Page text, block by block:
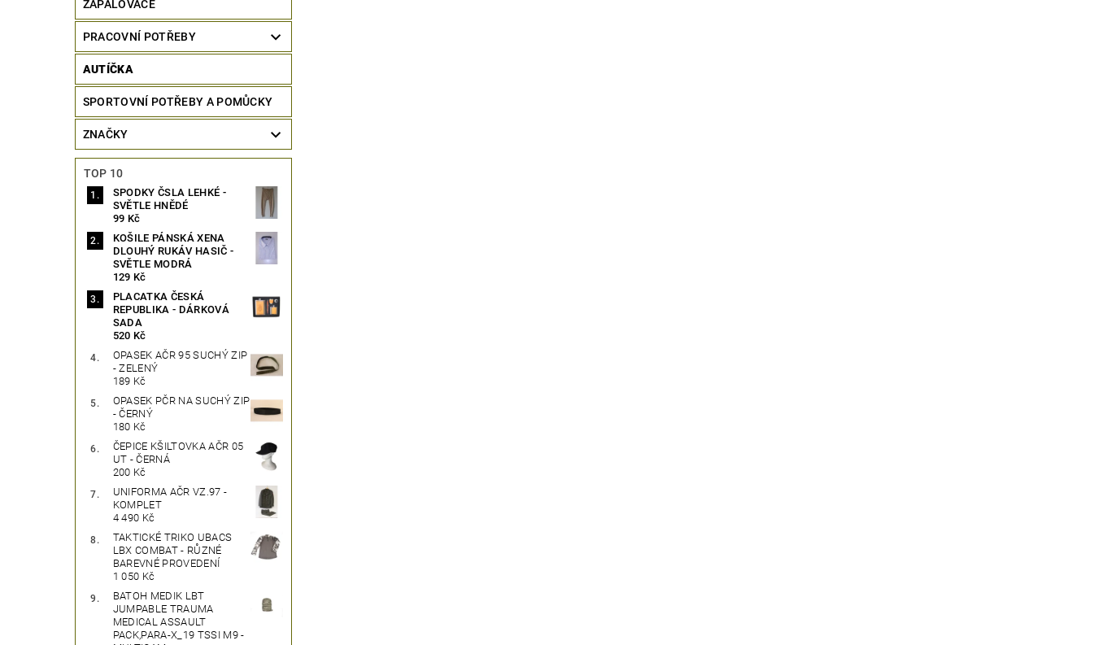
ZAPALOVAČE
PRACOVNÍ POTŘEBY
AUTÍČKA
SPORTOVNÍ POTŘEBY A POMŮCKY
ZNAČKY
TOP 10
SPODKY ČSLA LEHKÉ -
SVĚTLE HNĚDÉ
99 Kč
KOŠILE PÁNSKÁ XENA
DLOUHÝ RUKÁV HASIČ -
SVĚTLE MODRÁ
129 Kč
PLACATKA ČESKÁ
REPUBLIKA - DÁRKOVÁ
SADA
520 Kč
OPASEK AČR 95 SUCHÝ ZIP
- ZELENÝ
189 Kč
OPASEK PČR NA SUCHÝ ZIP
- ČERNÝ
180 Kč
ČEPICE KŠILTOVKA AČR 05
UT - ČERNÁ
200 Kč
UNIFORMA AČR VZ.97 -
KOMPLET
4 490 Kč
TAKTICKÉ TRIKO UBACS
LBX COMBAT - RŮZNÉ
BAREVNÉ PROVEDENÍ
1 050 Kč
BATOH MEDIK LBT
JUMPABLE TRAUMA
MEDICAL ASSAULT
PACK,PARA-X_19 TSSI M9 -